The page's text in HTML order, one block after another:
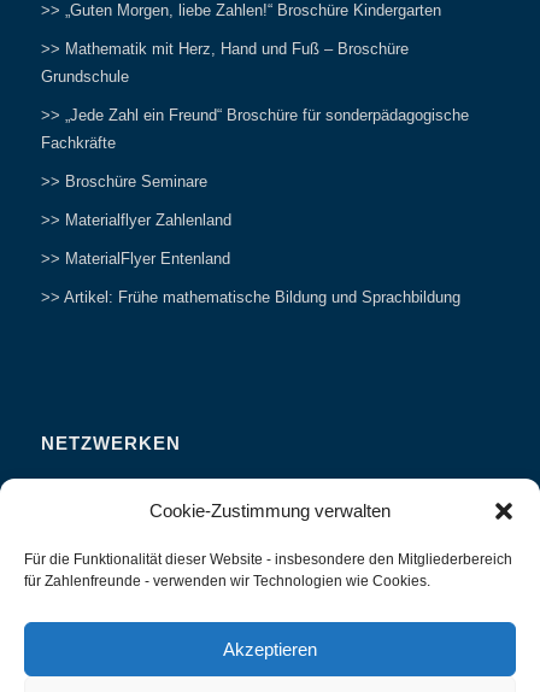
Cookie-Zustimmung verwalten
Für die Funktionalität dieser Website - insbesondere den Mitgliederbereich
für Zahlenfreunde - verwenden wir Technologien wie Cookies.
Akzeptieren
>> „Guten Morgen, liebe Zahlen!“ Broschüre Kindergarten
>> Mathematik mit Herz, Hand und Fuß – Broschüre
Grundschule
>> „Jede Zahl ein Freund“ Broschüre für sonderpädagogische
Fachkräfte
>> Broschüre Seminare
>> Materialflyer Zahlenland
>> MaterialFlyer Entenland
>> Artikel: Frühe mathematische Bildung und Sprachbildung
NETZWERKEN
Studieren
Interviews und Erfahrungsberichte